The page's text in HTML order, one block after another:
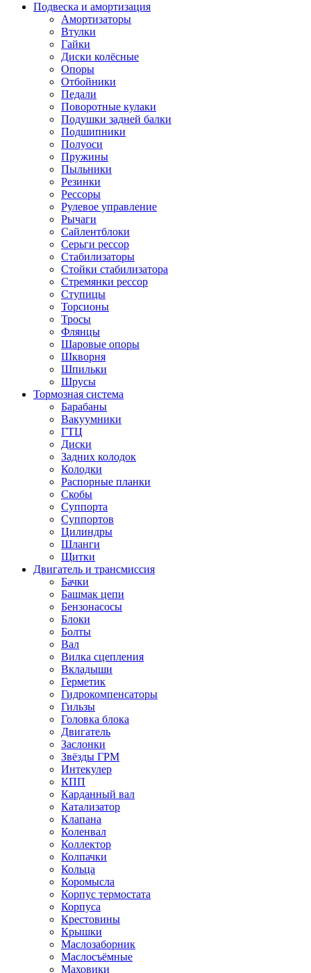
Подвеска и амортизация
Амортизаторы
Втулки
Гайки
Диски колёсные
Опоры
Отбойники
Педали
Поворотные кулаки
Подушки задней балки
Подшипники
Полуоси
Пружины
Пыльники
Резинки
Рессоры
Рулевое управление
Рычаги
Сайлентблоки
Серьги рессор
Стабилизаторы
Стойки стабилизатора
Стремянки рессор
Ступицы
Торсионы
Тросы
Флянцы
Шаровые опоры
Шкворня
Шпильки
Шрусы
Тормозная система
Барабаны
Вакуумники
ГТЦ
Диски
Задних колодок
Колодки
Распорные планки
Скобы
Суппорта
Суппортов
Цилиндры
Шланги
Щитки
Двигатель и трансмиссия
Бачки
Башмак цепи
Бензонасосы
Блоки
Болты
Вал
Вилка сцепления
Вкладыши
Герметик
Гидрокомпенсаторы
Гильзы
Головка блока
Двигатель
Заслонки
Звёзды ГРМ
Интекулер
КПП
Карданный вал
Катализатор
Клапана
Коленвал
Коллектор
Колпачки
Кольца
Коромысла
Корпус термостата
Корпуса
Крестовины
Крышки
Маслозаборник
Маслосъёмные
Маховики